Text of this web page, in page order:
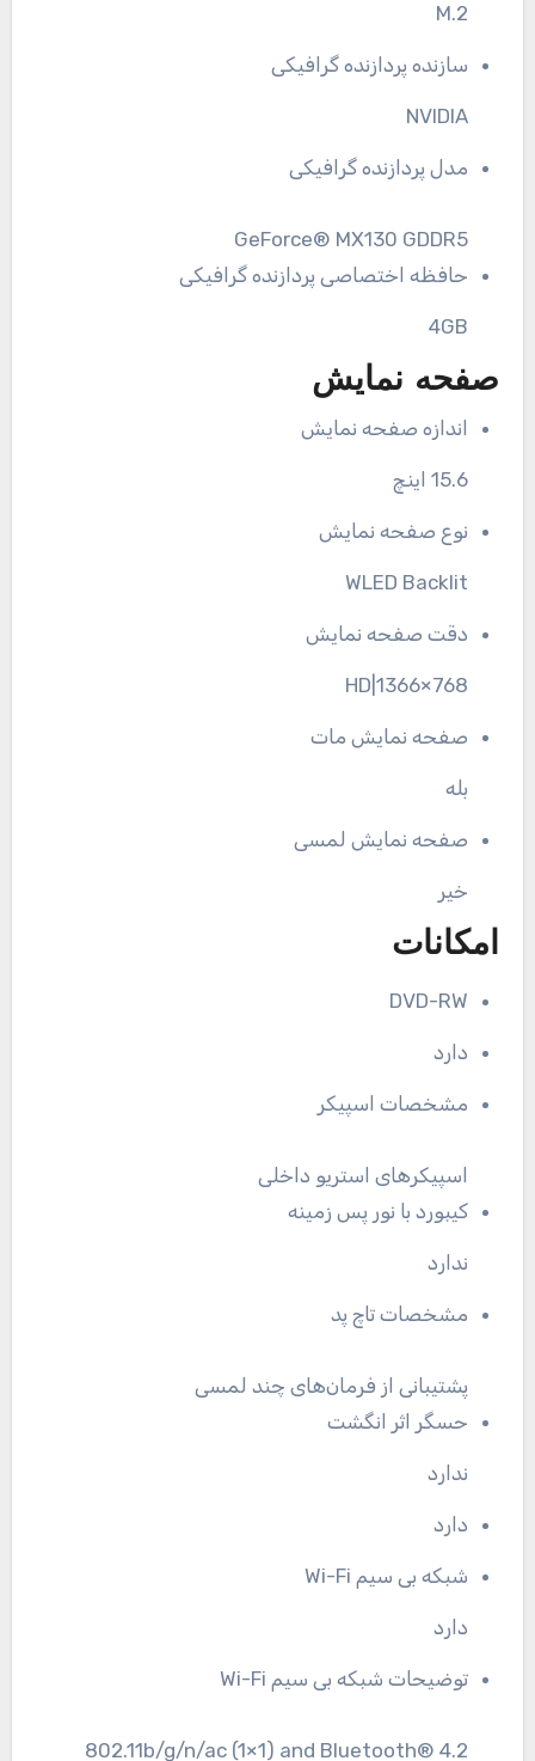
M.2
سازنده پردازنده گرافیکی
NVIDIA
مدل پردازنده گرافیکی
GeForce® MX130 GDDR5
حافظه اختصاصی پردازنده گرافیکی
4GB
صفحه نمایش
اندازه صفحه نمایش
15.6 اینچ
نوع صفحه نمایش
WLED Backlit
دقت صفحه نمایش
HD|1366×768
صفحه نمایش مات
بله
صفحه نمایش لمسی
خیر
امکانات
DVD-RW
دارد
مشخصات اسپیکر
اسپیکرهای استریو داخلی
کیبورد با نور پس زمینه
ندارد
مشخصات تاچ پد
پشتیبانی از فرمان‌های چند لمسی
حسگر اثر انگشت
ندارد
دارد
شبکه بی سیم Wi-Fi
دارد
توضیحات شبکه بی سیم Wi-Fi
802.11b/g/n/ac (1×1) and Bluetooth® 4.2